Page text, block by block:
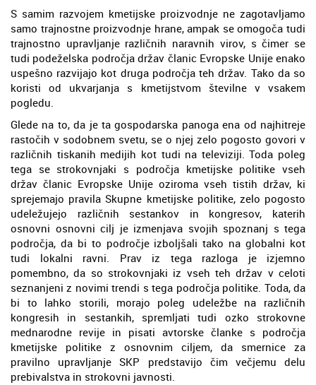
S samim razvojem kmetijske proizvodnje ne zagotavljamo
samo trajnostne proizvodnje hrane, ampak se omogoča tudi
trajnostno upravljanje različnih naravnih virov, s čimer se
tudi podeželska področja držav članic Evropske Unije enako
uspešno razvijajo kot druga področja teh držav. Tako da so
koristi od ukvarjanja s kmetijstvom številne v vsakem
pogledu.
Glede na to, da je ta gospodarska panoga ena od najhitreje
rastočih v sodobnem svetu, se o njej zelo pogosto govori v
različnih tiskanih medijih kot tudi na televiziji. Toda poleg
tega se strokovnjaki s področja kmetijske politike vseh
držav članic Evropske Unije oziroma vseh tistih držav, ki
sprejemajo pravila Skupne kmetijske politike, zelo pogosto
udeležujejo različnih sestankov in kongresov, katerih
osnovni osnovni cilj je izmenjava svojih spoznanj s tega
področja, da bi to področje izboljšali tako na globalni kot
tudi lokalni ravni. Prav iz tega razloga je izjemno
pomembno, da so strokovnjaki iz vseh teh držav v celoti
seznanjeni z novimi trendi s tega področja politike. Toda, da
bi to lahko storili, morajo poleg udeležbe na različnih
kongresih in sestankih, spremljati tudi ozko strokovne
mednarodne revije in pisati avtorske članke s področja
kmetijske politike z osnovnim ciljem, da smernice za
pravilno upravljanje SKP predstavijo čim večjemu delu
prebivalstva in strokovni javnosti.